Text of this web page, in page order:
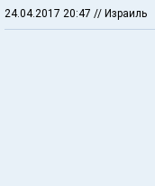
24.04.2017 20:47 // Израиль